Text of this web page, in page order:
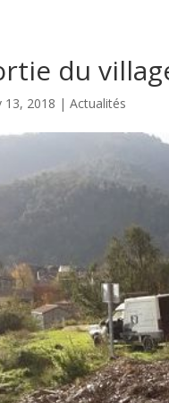
du
13, 2018 |Actualités